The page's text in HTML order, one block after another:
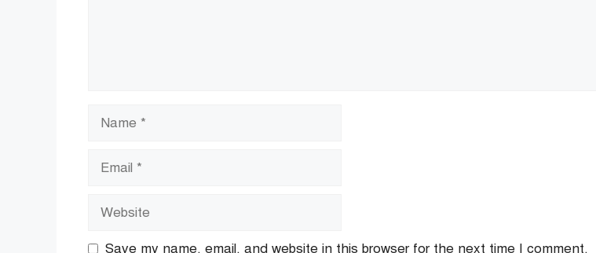
Save my name, email, and website in this browser for the next time I comment.